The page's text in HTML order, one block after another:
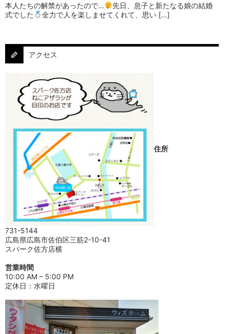
本人たちの解禁があったので…
⁡⁡先日、息子と新たなる娘の結婚
式でした
⁡⁡⁡全力で人を楽しませてくれて、思い […]
アクセス
住所
731-5144
広島県広島市佐伯区三筋2-10-41
スパーク佐方店横
営業時間
10:00 AM – 5:00 PM
定休日：水曜日